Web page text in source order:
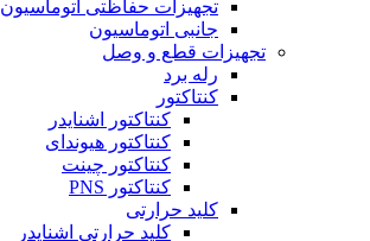
تجهیزات حفاظتی اتوماسیون
جانبی اتوماسیون
تجهیزات قطع و وصل
رله برد
کنتاکتور
کنتاکتور اشنایدر
کنتاکتور هیوندای
کنتاکتور چینت
کنتاکتور PNS
کلید حرارتی
کلید حرارتی اشنایدر